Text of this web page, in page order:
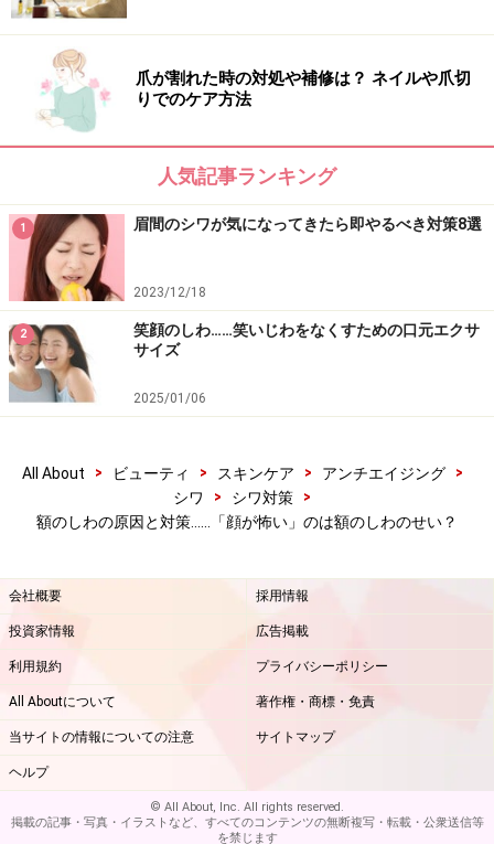
【関連記事】
顔全体のしわ……ちりめんじわや老化によるしわの種類・
原因・対策
首のしわに効果的なツボ！ 1日1分の首しわケア・解消方
笑顔のしわ……笑いじわをなくすための口元エクササイズ
眉間のシワなど……寝起きに気になる顔の寝癖
おでこのしわを自分で消す方法……諦めるのは早い！
※記事内容は執筆時点のものです。最新の内容をご確認くださ
い。
また、全ての方への有効性を保証するものではありません。
爪が割れた時の対処や補修は？ ネイルや爪切
りでのケア方法
人気記事ランキング
1 眉間のシワが気になってきたら即やるべき対策8選
2023/12/18
2
笑顔のしわ……笑いじわをなくすための口元エクサ
サイズ
2025/01/06
All About > ビューティ > スキンケア > アンチエイジング
>
シワ
> シワ対策
>
額のしわの原因と対策……「顔が怖い」のは額のしわのせい？
会社概要 採用情報
投資家情報 広告掲載
利用規約 プライバシーポリシー
All Aboutについて 著作権・商標・免責
当サイトの情報についての注意 サイトマップ
ヘルプ
© All About, Inc. All rights reserved.
掲載の記事・写真・イラストなど、すべてのコンテンツの無断複写・転載・公衆送信等
を禁じます